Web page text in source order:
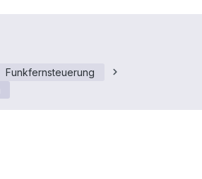
Funkfernsteuerung